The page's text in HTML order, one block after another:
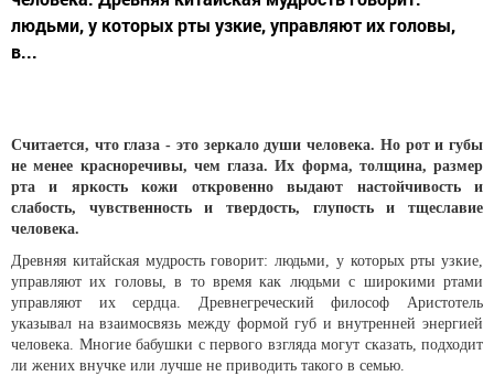
людьми, у которых рты узкие, управляют их головы,
в...
Считается, что глаза - это зеркало души человека. Но рот и губы
не менее красноречивы, чем глаза. Их форма, толщина, размер
рта и яркость кожи откровенно выдают настойчивость и
слабость, чувственность и твердость, глупость и тщеславие
человека.
Древняя китайская мудрость говорит: людьми, у которых рты узкие,
управляют их головы, в то время как людьми с широкими ртами
управляют их сердца. Древнегреческий философ Аристотель
указывал на взаимосвязь между формой губ и внутренней энергией
человека. Многие бабушки с первого взгляда могут сказать, подходит
ли жених внучке или лучше не приводить такого в семью.